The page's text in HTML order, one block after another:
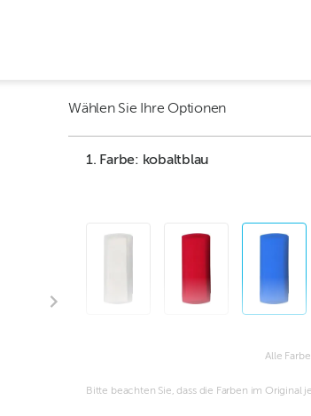
Wählen Sie Ihre Optionen
1. Farbe: kobaltblau
Alle
Bitte beachten Sie, dass die Farben im Original